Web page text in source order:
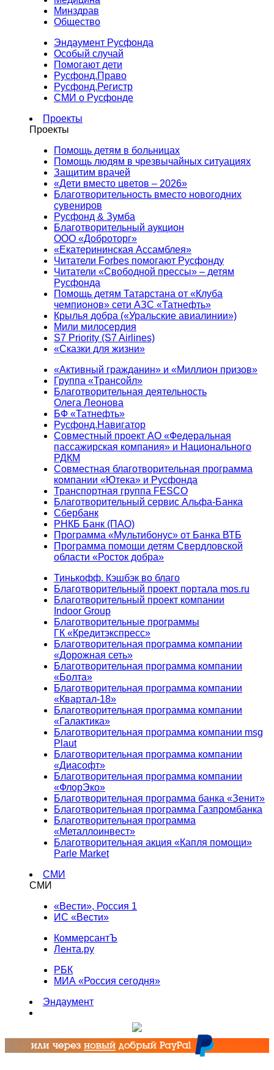
Минздрав
Общество
Эндаумент Русфонда
Особый случай
Помогают дети
Русфонд.Право
Русфонд.Регистр
СМИ о Русфонде
Проекты
Проекты
Помощь детям в больницах
Помощь людям в чрезвычайных ситуациях
Защитим врачей
«Дети вместо цветов – 2026»
Благотворительность вместо новогодних
сувениров
Русфонд & Зумба
Благотворительный аукцион
ООО «Доброторг»
«Екатерининская Ассамблея»
Читатели Forbes помогают Русфонду
Читатели «Свободной прессы» – детям
Русфонда
Помощь детям Татарстана от «Клуба
чемпионов» сети АЗС «Татнефть»
Крылья добра («Уральские авиалинии»)
Мили милосердия
S7 Priority (S7 Airlines)
«Сказки для жизни»
«Активный гражданин» и «Миллион призов»
Группа «Трансойл»
Благотворительная деятельность
Олега Леонова
БФ «Татнефть»
Русфонд.Навигатор
Совместный проект АО «Федеральная
пассажирская компания» и Национального
РДКМ
Совместная благотворительная программа
компании «Ютека» и Русфонда
Транспортная группа FESCO
Благотворительный сервис Альфа-Банка
Сбербанк
РНКБ Банк (ПАО)
Программа «Мультибонус» от Банка ВТБ
Программа помощи детям Свердловской
области «Росток добра»
Тинькофф. Кэшбэк во благо
Благотворительный проект портала mos.ru
Благотворительный проект компании
Indoor Group
Благотворительные программы
ГК «Кредитэкспресс»
Благотворительная программа компании
«Дорожная сеть»
Благотворительная программа компании
«Болта»
Благотворительная программа компании
«Квартал-18»
Благотворительная программа компании
«Галактика»
Благотворительная программа компании msg
Plaut
Благотворительная программа компании
«Диасофт»
Благотворительная программа компании
«ФлорЭко»
Благотворительная программа банка «Зенит»
Благотворительная программа Газпромбанка
Благотворительная программа
«Металлоинвест»
Благотворительная акция «Капля помощи»
Parle Market
СМИ
СМИ
«Вести», Россия 1
ИС «Вести»
КоммерсантЪ
Лента.ру
РБК
МИА «Россия сегодня»
Эндаумент